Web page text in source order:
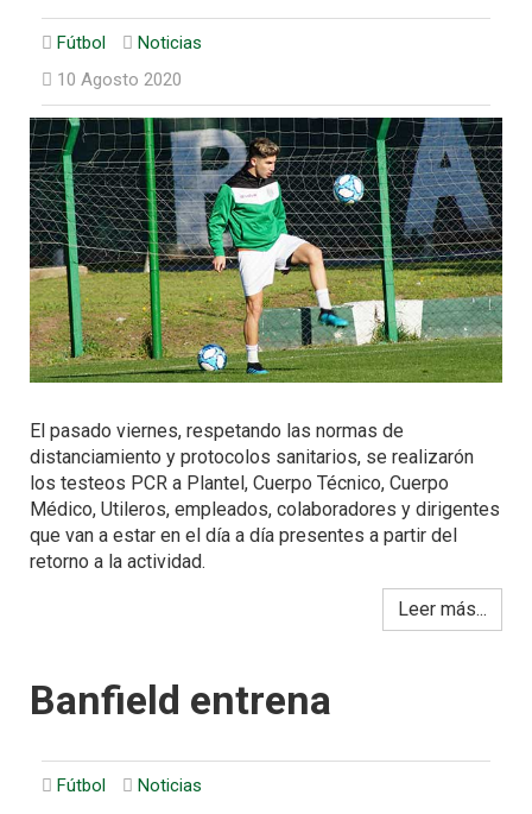
Fútbol
Noticias
10 Agosto 2020
El pasado viernes, respetando las normas de
distanciamiento y protocolos sanitarios, se realizarón
los testeos PCR a Plantel, Cuerpo Técnico, Cuerpo
Médico, Utileros, empleados, colaboradores y dirigentes
que van a estar en el día a día presentes a partir del
retorno a la actividad.
Leer más...
Banfield entrena
Fútbol
Noticias